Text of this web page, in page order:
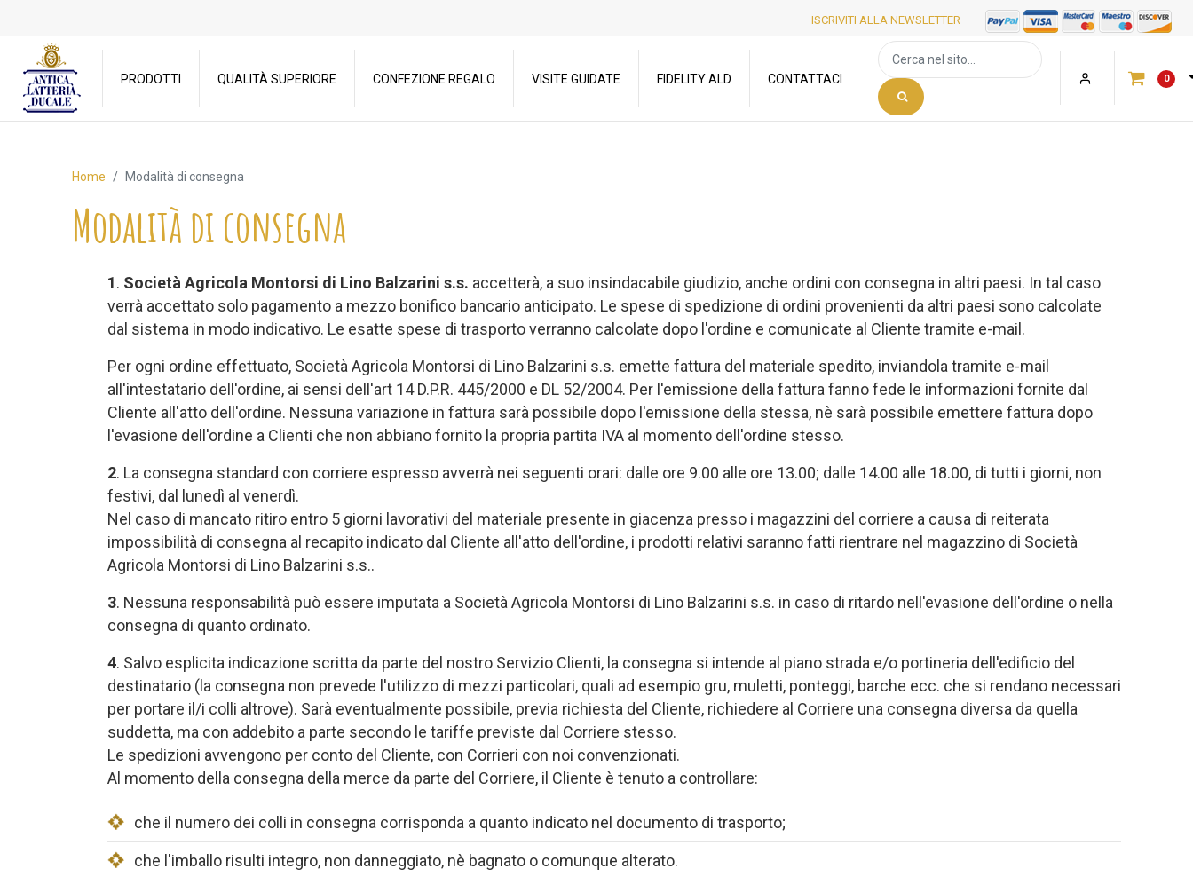
ISCRIVITI ALLA NEWSLETTER
PRODOTTI QUALITÀ SUPERIORE CONFEZIONE REGALO VISITE GUIDATE FIDELITY ALD CONTATTACI 0
Home Modalità di consegna
Modalità di consegna
1. Società Agricola Montorsi di Lino Balzarini s.s. accetterà, a suo insindacabile giudizio, anche ordini con consegna in altri paesi. In tal caso
verrà accettato solo pagamento a mezzo bonifico bancario anticipato. Le spese di spedizione di ordini provenienti da altri paesi sono calcolate
dal sistema in modo indicativo. Le esatte spese di trasporto verranno calcolate dopo l'ordine e comunicate al Cliente tramite e-mail.
Per ogni ordine effettuato, Società Agricola Montorsi di Lino Balzarini s.s. emette fattura del materiale spedito, inviandola tramite e-mail
all'intestatario dell'ordine, ai sensi dell'art 14 D.P.R. 445/2000 e DL 52/2004. Per l'emissione della fattura fanno fede le informazioni fornite dal
Cliente all'atto dell'ordine. Nessuna variazione in fattura sarà possibile dopo l'emissione della stessa, nè sarà possibile emettere fattura dopo
l'evasione dell'ordine a Clienti che non abbiano fornito la propria partita IVA al momento dell'ordine stesso.
2. La consegna standard con corriere espresso avverrà nei seguenti orari: dalle ore 9.00 alle ore 13.00; dalle 14.00 alle 18.00, di tutti i giorni, non
festivi, dal lunedì al venerdì.
Nel caso di mancato ritiro entro 5 giorni lavorativi del materiale presente in giacenza presso i magazzini del corriere a causa di reiterata
impossibilità di consegna al recapito indicato dal Cliente all'atto dell'ordine, i prodotti relativi saranno fatti rientrare nel magazzino di Società
Agricola Montorsi di Lino Balzarini s.s..
3. Nessuna responsabilità può essere imputata a Società Agricola Montorsi di Lino Balzarini s.s. in caso di ritardo nell'evasione dell'ordine o nella
consegna di quanto ordinato.
4. Salvo esplicita indicazione scritta da parte del nostro Servizio Clienti, la consegna si intende al piano strada e/o portineria dell'edificio del
destinatario (la consegna non prevede l'utilizzo di mezzi particolari, quali ad esempio gru, muletti, ponteggi, barche ecc. che si rendano necessari
per portare il/i colli altrove). Sarà eventualmente possibile, previa richiesta del Cliente, richiedere al Corriere una consegna diversa da quella
suddetta, ma con addebito a parte secondo le tariffe previste dal Corriere stesso.
Le spedizioni avvengono per conto del Cliente, con Corrieri con noi convenzionati.
Al momento della consegna della merce da parte del Corriere, il Cliente è tenuto a controllare:
che il numero dei colli in consegna corrisponda a quanto indicato nel documento di trasporto;
che l'imballo risulti integro, non danneggiato, nè bagnato o comunque alterato.